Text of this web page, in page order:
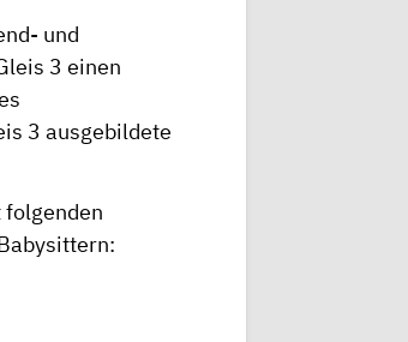
und
3 einen
3 ausgebildete
folgenden